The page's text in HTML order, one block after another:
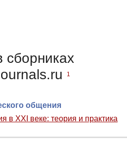
сборниках
1
общения
в XXI веке: теория и практика